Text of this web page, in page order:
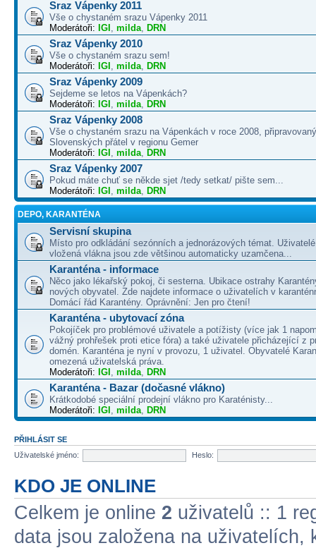
Sraz Vápenky 2011
Vše o chystaném srazu Vápenky 2011
Moderátoři: IGI , milda, DRN
Sraz Vápenky 2010
Vše o chystaném srazu sem!
Moderátoři: IGI , milda, DRN
Sraz Vápenky 2009
Sejdeme se letos na Vápenkách?
Moderátoři: IGI , milda, DRN
Sraz Vápenky 2008
Vše o chystaném srazu na Vápenkách v roce 2008,
Slovenských přátel v regionu Gemer
Moderátoři: IGI , milda, DRN
Sraz Vápenky 2007
Pokud máte chuť se někde sjet /tedy setkat/ pište sem...
Moderátoři: IGI , milda, DRN
DEPO, KARANTÉNA
Servisní skupina
Místo pro odkládání sezónních a jednorázových témat.
vložená vlákna jsou zde většinou automaticky uzamčena...
Karanténa - informace
Něco jako lékařský pokoj, či sesterna. Ubikace ostrahy
nových obyvatel. Zde najdete informace o uživatelích v
Domácí řád Karantény. Oprávnění: Jen pro čtení!
Karanténa - ubytovací zóna
Pokojíček pro problémové uživatele a potížisty (více jak 1
vážný prohřešek proti etice fóra) a také uživatele přicházející z
domén. Karanténa je nyní v provozu, 1 uživatel. Obyvatelé
omezená uživatelská práva.
Moderátoři: IGI , milda, DRN
Karanténa - Bazar (dočasné vlákno)
Krátkodobé speciální prodejní vlákno pro Karaténisty...
Moderátoři: IGI , milda, DRN
PŘIHLÁSIT SE
Uživatelské jméno:
Heslo:
KDO JE ONLINE
Celkem je online 2 uživatelů :: 1
data jsou založena na